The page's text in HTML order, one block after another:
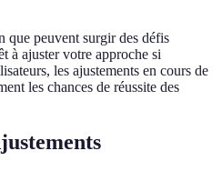
que peuvent surgir des défis
à ajuster votre approche si
les ajustements en cours de
les chances de réussite des